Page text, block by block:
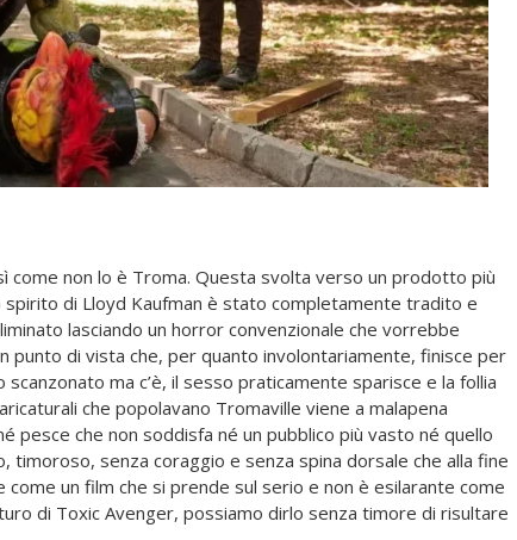
come non lo è Troma. Questa svolta verso un prodotto più
spirito di Lloyd Kaufman è stato completamente tradito e
lasciando un horror convenzionale che vorrebbe
punto di vista che, per quanto involontariamente, finisce per
ma c’è, il sesso praticamente sparisce e la follia
che popolavano Tromaville viene a malapena
pesce che non soddisfa né un pubblico più vasto né quello
senza coraggio e senza spina dorsale che alla fine
come un film che si prende sul serio e non è esilarante come
di Toxic Avenger, possiamo dirlo senza timore di risultare